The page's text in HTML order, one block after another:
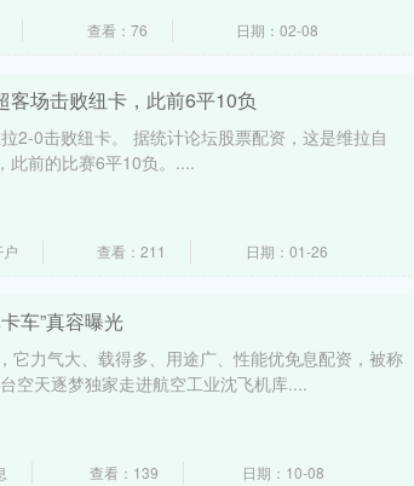
查看：76 日期：02-08
场击败纽卡，此前6平10负
2-0击败纽卡。 据统计论坛股票配资，这是维拉自
此前的比赛6平10负。....
查看：211 日期：01-26
车”真容曝光
它力气大、载得多、用途广、性能优免息配资，被称
空天逐梦独家走进航空工业沈飞机库....
查看：139 日期：10-08